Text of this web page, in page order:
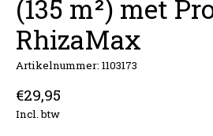
(135 m²) met
RhizaMax
Artikelnummer: 1103173
€29,95
Incl. btw